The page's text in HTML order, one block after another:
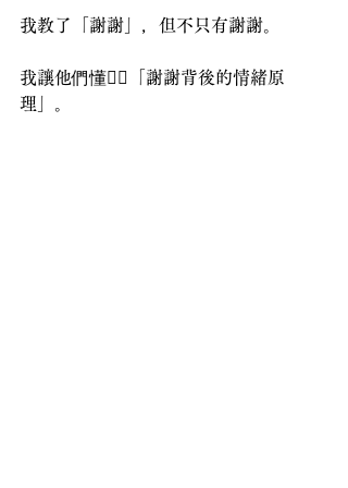
我教了「謝謝」，但不只有謝謝。
我讓他們懂👉🏻「謝謝背後的情緒原
理」。